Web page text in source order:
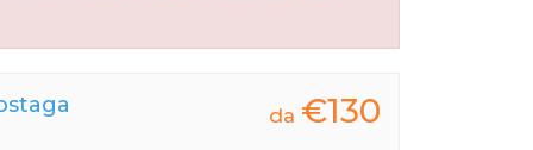
da €130